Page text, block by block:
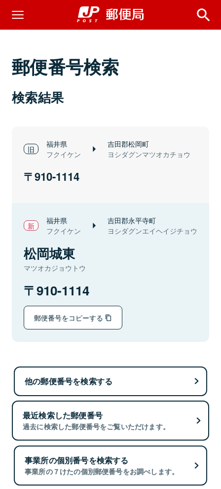
郵便番号検索
検索結果
福井県
フクイケン
吉田郡松岡町
ヨシダグンマツオカチョウ
910-1114
福井県
フクイケン
吉田郡永平寺町
ヨシダグンエイヘイジチョウ
松岡城東
マツオカジョウトウ
910-1114
郵便番号をコピーする
他の郵便番号を検索する
最近検索した郵便番号
過去に検索した郵便番号をご覧いただけます。
事業所の個別番号を検索する
事業所の７けたの個別郵便番号をお調べします。